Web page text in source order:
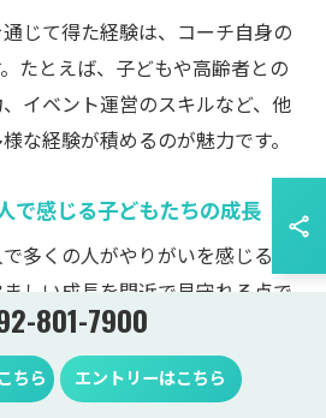
じて得た経験は、コーチ自身の
たとえば、子どもや高齢者との
イベント運営のスキルなど、他
な経験が積めるのが魅力です。
で感じる子どもたちの成長
多くの人がやりがいを感じるの
しい成長を間近で見守れる点で
るのも怖がっていた子が、数か
げるようになる様子は、コーチ
ます。
801-7900
ちら エントリーはこちら